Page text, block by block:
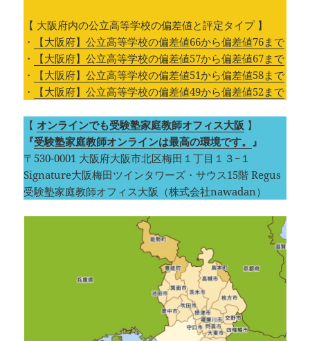
【 大阪府内の公立高等学校の偏差値と評定タイプ 】
・
【大阪府】公立高等学校の偏差値66から偏差値76まで
・
【大阪府】公立高等学校の偏差値57から偏差値67まで
・
【大阪府】公立高等学校の偏差値51から偏差値58まで
・
【大阪府】公立高等学校の偏差値49から偏差値52まで
【 オンラインでも受験塾家庭教師オフィス大阪 】
『受験塾家庭教師オンラインは最高の環境です。 』
〒530-0001 大阪府大阪市北区梅田１丁目１３−１
Signature大阪梅田ツインタワーズ・サウス15階 Regus
受験塾家庭教師オフィス大阪（株式会社nawadan）